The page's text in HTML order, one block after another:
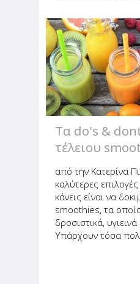
αποκαλούν
εξαιτίας των
παρουσιάζει...
Τα do's &
τέλειου
από την Κατερίνα
καλύτερες
κάνεις είναι να
smoothies, τα οποία
δροσιστικά,
Υπάρχουν τόσα